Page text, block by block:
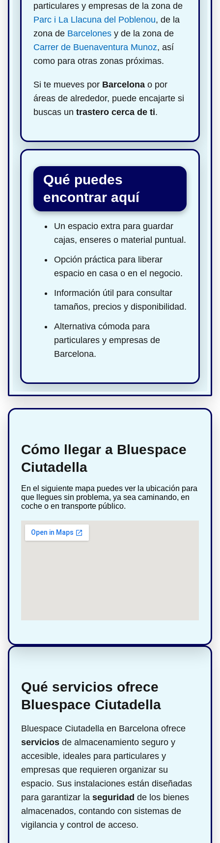
particulares y empresas de la zona de
Parc i La Llacuna del Poblenou, de la
zona de Barcelones y de la zona de
Carrer de Buenaventura Munoz, así
como para otras zonas próximas.
Si te mueves por Barcelona o por
áreas de alrededor, puede encajarte si
buscas un trastero cerca de ti.
Qué puedes
encontrar aquí
Un espacio extra para guardar
cajas, enseres o material puntual.
Opción práctica para liberar
espacio en casa o en el negocio.
Información útil para consultar
tamaños, precios y disponibilidad.
Alternativa cómoda para
particulares y empresas de
Barcelona.
Cómo llegar a Bluespace
Ciutadella
En el siguiente mapa puedes ver la ubicación para
que llegues sin problema, ya sea caminando, en
coche o en transporte público.
Qué servicios ofrece
Bluespace Ciutadella
Bluespace Ciutadella en Barcelona ofrece
servicios de almacenamiento seguro y
accesible, ideales para particulares y
empresas que requieren organizar su
espacio. Sus instalaciones están diseñadas
para garantizar la seguridad de los bienes
almacenados, contando con sistemas de
vigilancia y control de acceso.